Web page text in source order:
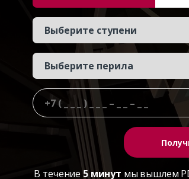
В течение5 минут мы вышлем